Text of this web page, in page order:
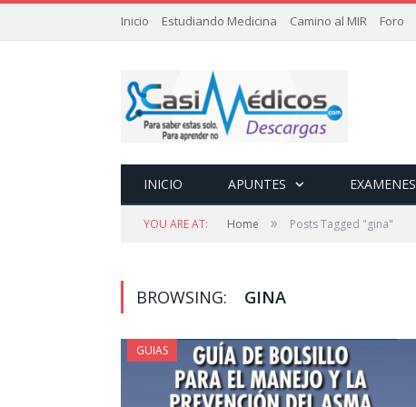
Inicio Estudiando Medicina Camino al MIR Foro
INICIO APUNTES EXAMENES
YOU ARE AT: Home » Posts Tagged "gina"
BROWSING: GINA
GUIAS